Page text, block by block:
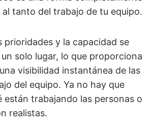
al tanto del trabajo de tu equipo.
prioridades y la capacidad se
solo lugar, lo que proporciona
visibilidad instantánea de las
del equipo. Ya no hay que
están trabajando las personas o
realistas.